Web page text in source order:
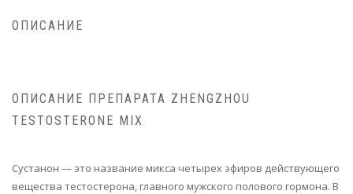
ОПИСАНИЕ
ОПИСАНИЕ ПРЕПАРАТА ZHENGZHOU
TESTOSTERONE MIX
Сустанон — это название микса четырех эфиров действующего
вещества тестостерона, главного мужского полового гормона. В